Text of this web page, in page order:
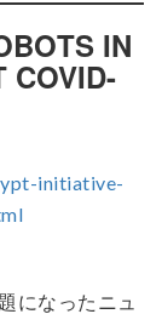
IN
COVID-
initiative-
になったニュ